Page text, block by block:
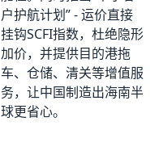
户护航计划” - 运价直接
挂钩SCFI指数，杜绝隐形
加价，并提供目的港拖
车、仓储、清关等增值服
务，让中国制造出海南半
球更省心。